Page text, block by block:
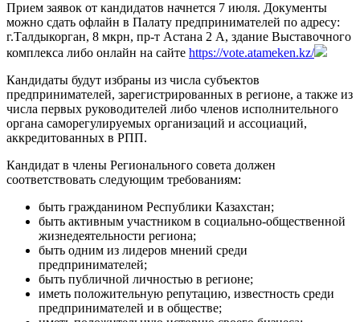
Прием заявок от кандидатов начнется 7 июля. Документы
можно сдать офлайн в Палату предпринимателей по адресу:
г.Талдыкорган, 8 мкрн, пр-т Астана 2 А, здание Выставочного
комплекса либо онлайн на сайте https://vote.atameken.kz/
Кандидаты будут избраны из числа субъектов
предпринимателей, зарегистрированных в регионе, а также из
числа первых руководителей либо членов исполнительного
органа саморегулируемых организаций и ассоциаций,
аккредитованных в РПП.
Кандидат в члены Регионального совета должен
соответствовать следующим требованиям:
быть гражданином Республики Казахстан;
быть активным участником в социально-общественной
жизнедеятельности региона;
быть одним из лидеров мнений среди
предпринимателей;
быть публичной личностью в регионе;
иметь положительную репутацию, известность среди
предпринимателей и в обществе;